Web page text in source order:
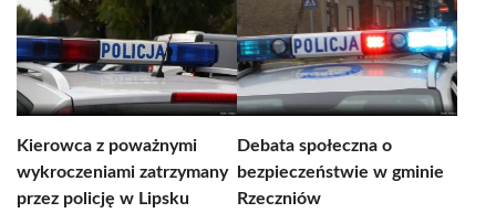
Kierowca z poważnymi
wykroczeniami zatrzymany
przez policję w Lipsku
Debata społeczna o
bezpieczeństwie w gminie
Rzeczniów